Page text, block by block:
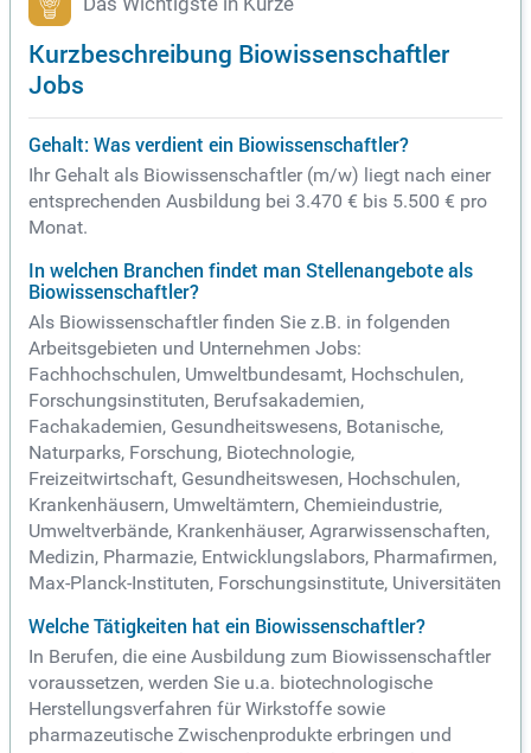
Das Wichtigste in Kürze
Kurzbeschreibung Biowissenschaftler
Jobs
Gehalt: Was verdient ein Biowissenschaftler?
Ihr Gehalt als Biowissenschaftler (m/w) liegt nach einer
entsprechenden Ausbildung bei 3.470 € bis 5.500 € pro
Monat.
In welchen Branchen findet man Stellenangebote als
Biowissenschaftler?
Als Biowissenschaftler finden Sie z.B. in folgenden
Arbeitsgebieten und Unternehmen Jobs:
Fachhochschulen, Umweltbundesamt, Hochschulen,
Forschungsinstituten, Berufsakademien,
Fachakademien, Gesundheitswesens, Botanische,
Naturparks, Forschung, Biotechnologie,
Freizeitwirtschaft, Gesundheitswesen, Hochschulen,
Krankenhäusern, Umweltämtern, Chemieindustrie,
Umweltverbände, Krankenhäuser, Agrarwissenschaften,
Medizin, Pharmazie, Entwicklungslabors, Pharmafirmen,
Max-Planck-Instituten, Forschungsinstitute, Universitäten
Welche Tätigkeiten hat ein Biowissenschaftler?
In Berufen, die eine Ausbildung zum Biowissenschaftler
voraussetzen, werden Sie u.a. biotechnologische
Herstellungsverfahren für Wirkstoffe sowie
pharmazeutische Zwischenprodukte erbringen und